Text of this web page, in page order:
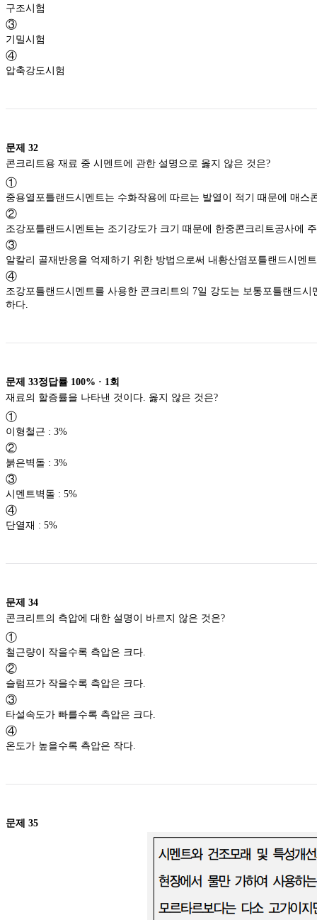
구조시험
③
기밀시험
④
압축강도시험
문제 32
콘크리트용 재료 중 시멘트에 관한 설명으로 옳지 않은 것은?
①
중용열포틀랜드시멘트는 수화작용에 따르는 발열이 적기 때문에 매스
②
조강포틀랜드시멘트는 조기강도가 크기 때문에 한중콘크리트공사에
③
알칼리 골재반응을 억제하기 위한 방법으로써 내황산염포틀랜드시멘
④
조강포틀랜드시멘트를 사용한 콘크리트의 7일 강도는 보통포틀랜드
하다.
문제 33정답률 100% · 1 회
재료의 할증률을 나타낸 것이다. 옳지 않은 것은?
①
이형철근 : 3%
②
붉은벽돌 : 3%
③
시멘트벽돌 : 5%
④
단열재 : 5%
문제 34
콘크리트의 측압에 대한 설명이 바르지 않은 것은?
①
철근량이 작을수록 측압은 크다.
②
슬럼프가 작을수록 측압은 크다.
③
타설속도가 빠를수록 측압은 크다.
④
온도가 높을수록 측압은 작다.
문제 35